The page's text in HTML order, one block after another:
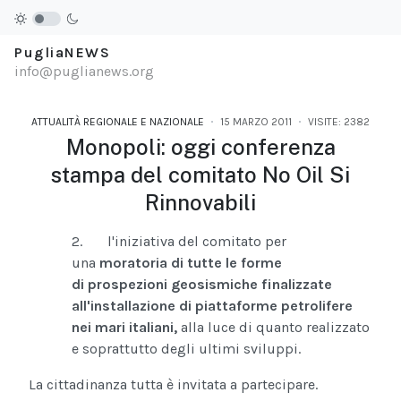
PugliaNEWS
info@puglianews.org
ATTUALITÀ REGIONALE E NAZIONALE 15 MARZO 2011 VISITE: 2382
Monopoli: oggi conferenza
stampa del comitato No Oil Si
Rinnovabili
2. l'iniziativa del comitato per
una moratoria di tutte le forme
di prospezioni geosismiche finalizzate
all'installazione di piattaforme petrolifere
nei mari italiani, alla luce di quanto realizzato
e soprattutto degli ultimi sviluppi.
La cittadinanza tutta è invitata a partecipare.